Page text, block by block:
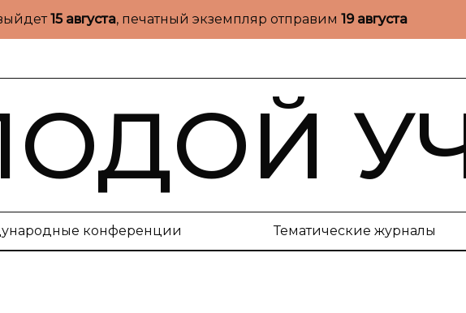
15 августа, печатный экземпляр отправим 19 августа
конференции Тематические журналы